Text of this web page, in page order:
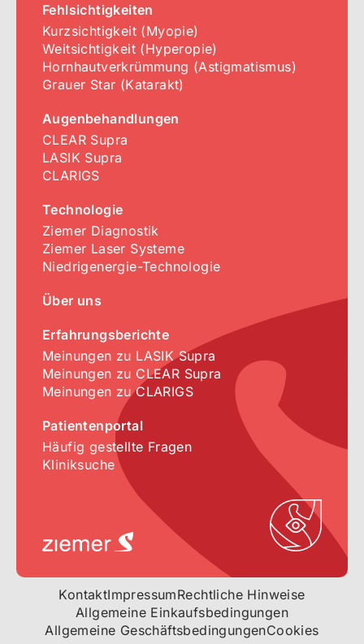
Fehlsichtigkeiten
Kurzsichtigkeit (Myopie)
Weitsichtigkeit (Hyperopie)
Hornhautverkrümmung (Astigmatismus)
Grauer Star (Katarakt)
Augenbehandlungen
CLEAR Supra
LASIK Supra
CLARIGS
Technologie
Ziemer Diagnostik
Ziemer Laser Systeme
Niedrigenergie-Technologie
Über uns
Erfahrungsberichte
Meinungen zu LASIK Supra
Meinungen zu CLEAR Supra
Meinungen zu CLARIGS
Patientenportal
Häufig gestellte Fragen
Kliniksuche
KontaktImpressumRechtliche Hinweise
Allgemeine Einkaufsbedingungen
Allgemeine GeschäftsbedingungenCookies